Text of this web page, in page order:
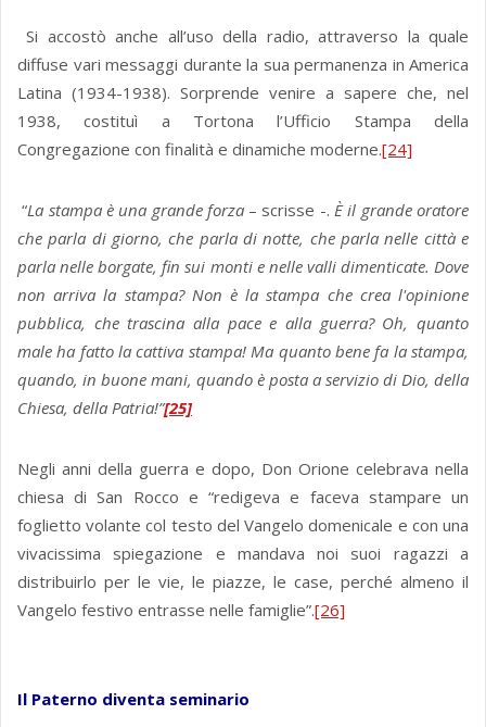
Si accostò anche all’uso della radio, attraverso la quale
diffuse vari messaggi durante la sua permanenza in America
Latina (1934-1938). Sorprende venire a sapere che, nel
1938, costituì a Tortona l’Ufficio Stampa della
Congregazione con finalità e dinamiche moderne.[24]
“La stampa è una grande forza– scrisse -.È il grande oratore
che parla di giorno, che parla di notte, che parla nelle città e
parla nelle borgate, fin sui monti e nelle valli dimenticate. Dove
non arriva la stampa? Non è la stampa che crea l'opinione
pubblica, che trascina alla pace e alla guerra? Oh, quanto
male ha fatto la cattiva stampa! Ma quanto bene fa la stampa,
quando‚ in buone mani, quando è posta a servizio di Dio, della
Chiesa, della Patria!”[25]
Negli anni della guerra e dopo, Don Orione celebrava nella
chiesa di San Rocco e “redigeva e faceva stampare un
foglietto volante col testo del Vangelo domenicale e con una
vivacissima spiegazione e mandava noi suoi ragazzi a
distribuirlo per le vie, le piazze, le case, perché almeno il
Vangelo festivo entrasse nelle famiglie”.[26]
Il Paterno diventa seminario